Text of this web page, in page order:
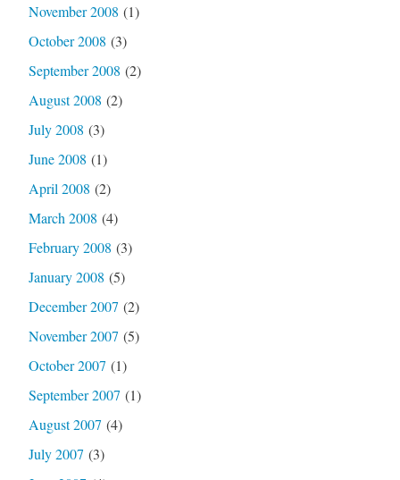
November 2008 (1)
October 2008 (3)
September 2008 (2)
August 2008 (2)
July 2008 (3)
June 2008 (1)
April 2008 (2)
March 2008 (4)
February 2008 (3)
January 2008 (5)
December 2007 (2)
November 2007 (5)
October 2007 (1)
September 2007 (1)
August 2007 (4)
July 2007 (3)